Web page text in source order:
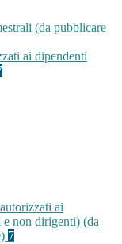
(da pubblicare
ai dipendenti
ai
non dirigenti) (da
7